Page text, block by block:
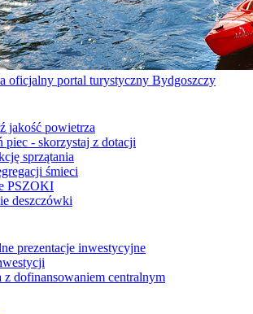
oficjalny portal turystyczny Bydgoszczy
jakość powietrza
piec - skorzystaj z dotacji
sprzątania
śmieci
PSZOKI
deszczówki
prezentacje inwestycyjne
z dofinansowaniem centralnym